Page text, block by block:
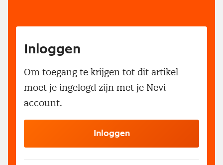
Inloggen
Om toegang te krijgen tot dit artikel
moet je ingelogd zijn met je Nevi
account.
Inloggen